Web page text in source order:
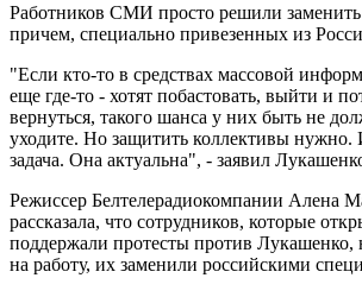
Работников СМИ просто решили
причем, специально привезенных из
"Если кто-то в средствах массовой
еще где-то - хотят побастовать, выйти и
вернуться, такого шанса у них быть не
уходите. Но защитить коллективы нужно.
задача. Она актуальна", - заявил
Режиссер Белтелерадиокомпании Алена
рассказала, что сотрудников, которые
поддержали протесты против Лукашенко,
на работу, их заменили российскими